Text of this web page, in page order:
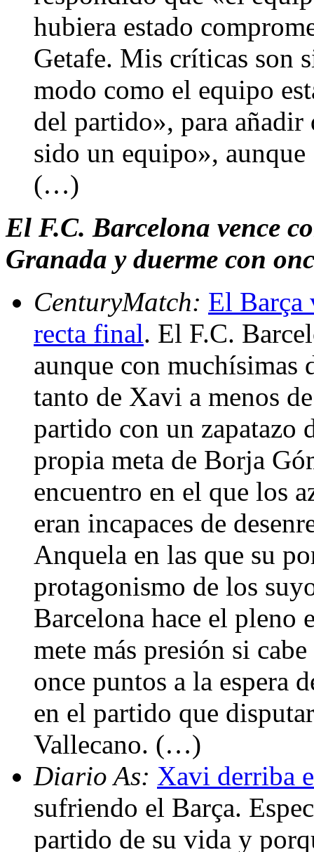
hubiera estado
Getafe. Mis críticas son
modo como el equipo
del partido», para
sido un equipo»,
(…)
El F.C. Barcelona vence
Granada y duerme con
CenturyMatch: El Barça
recta final. El F.C.
aunque con muchísimas
tanto de Xavi a menos
partido con un zapatazo
propia meta de Borja
encuentro en el que los
eran incapaces de
Anquela en las que su
protagonismo de los
Barcelona hace el pleno
mete más presión si
once puntos a la espera
en el partido que
Vallecano. (…)
Diario As: Xavi derriba
sufriendo el Barça.
partido de su vida y